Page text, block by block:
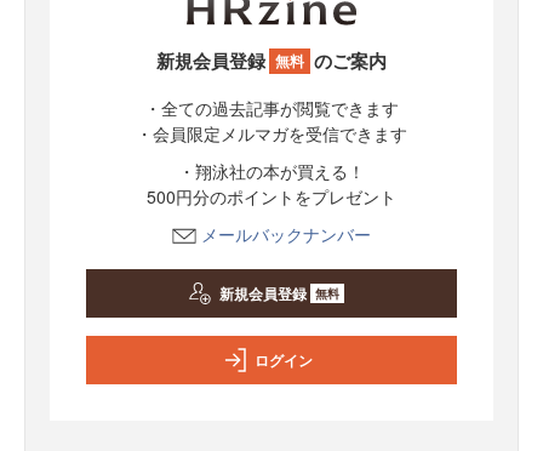
新規会員登録 無料 のご案内
・全ての過去記事が閲覧できます
・会員限定メルマガを受信できます
・翔泳社の本が買える！
500円分のポイントをプレゼント
メールバックナンバー
新規会員登録 無料
ログイン